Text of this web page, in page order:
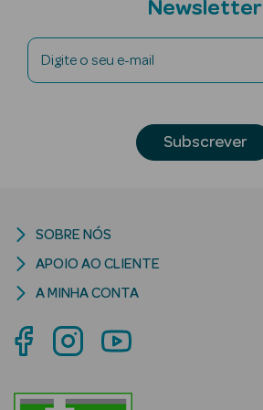
Eau de Toilette
Águas de
Colónia
Newsletter
Digite o seu e-mail
Subscrever
SOBRE NÓS
APOIO AO CLIENTE
A MINHA CONTA